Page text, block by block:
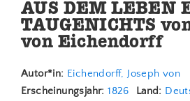
AUS DEM LEBEN
TAUGENICHTS
von Eichendorff
Autor*in: Eichendorff, Joseph von
Erscheinungsjahr:1826 Land: